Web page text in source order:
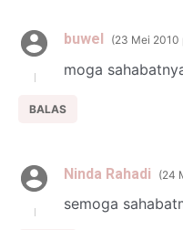
buwel 23 Mei 2010
moga
BALAS
Ninda Rahadi 24
semoga